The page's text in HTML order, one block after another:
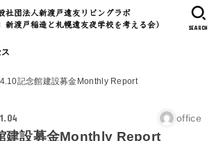
SEARCH
記念館建設募金Monthly Report
office
建設募金Monthly Report